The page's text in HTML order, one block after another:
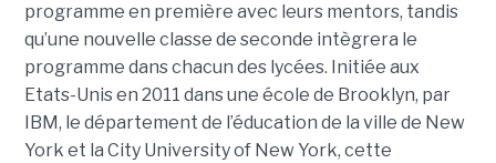
programme en première avec leurs mentors, tandis
qu’une nouvelle classe de seconde intègrera le
programme dans chacun des lycées. Initiée aux
Etats-Unis en 2011 dans une école de Brooklyn, par
IBM, le département de l’éducation de la ville de New
York et la City University of New York, cette